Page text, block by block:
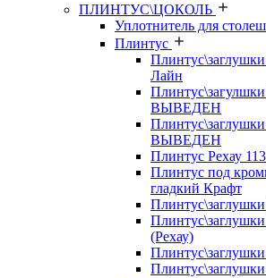
ПЛИНТУС\ЦОКОЛЬ
Уплотнитель для
Плинтус
Лайн
ВЫВЕДЕН
Плинтус\заглушки
ВЫВЕДЕН
Плинтус Рехау
Плинтус под
гладкий Крафт
(Рехау)